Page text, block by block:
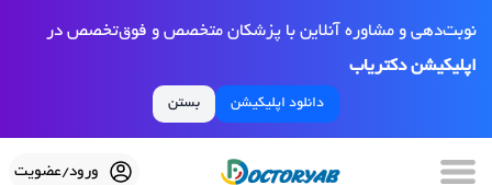
نوبت‌دهی و مشاوره آنلاین با پزشکان متخصص و فوق‌تخصص در
اپلیکیشن دکتریاب
دانلود اپلیکیشن بستن
ورود/عضویت